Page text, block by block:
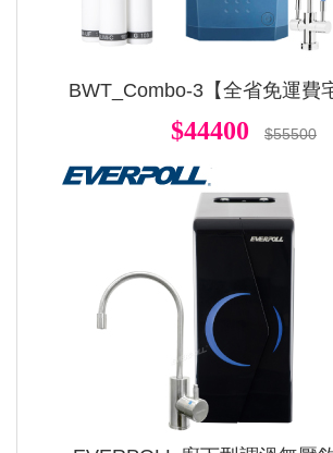
BWT_Combo-3【全省免運費
$44400 $55500